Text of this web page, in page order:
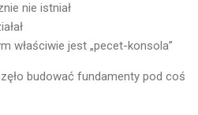
nie istniał
właściwie jest „pecet-konsola”
budować fundamenty pod coś